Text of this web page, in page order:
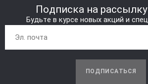
Подписка на
Будьте в курсе новых акций и
ПОДПИСАТЬСЯ